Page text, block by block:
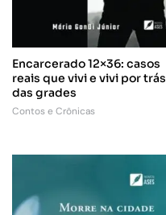
Encarcerado 12×36: casos
reais que vivi e vivi por trás
das grades
Contos e Crônicas